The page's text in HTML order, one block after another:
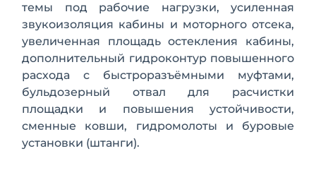
темы под рабочие нагрузки, усиленная
звукоизоляция кабины и моторного от­сека,
увеличенная площадь остекления кабины,
дополнительный гидроконтур повышенного
расхода с быстроразъёмными муфтами,
бульдозерный отвал для расчистки
площадки и повышения ус­тойчивости,
сменные ковши, гидромоло­ты и буровые
установки (штанги).